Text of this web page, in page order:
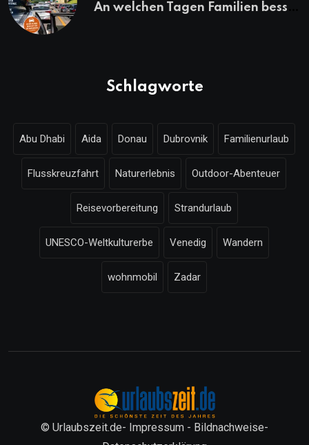
An welchen Tagen Familien besser
Schlagworte
Abu Dhabi Aida Donau Dubrovnik Familienurlaub
Flusskreuzfahrt Naturerlebnis Outdoor-Abenteuer
Reisevorbereitung Strandurlaub
UNESCO-Weltkulturerbe Venedig Wandern
wohnmobil Zadar
© Urlaubszeit.de- Impressum - Bildnachweise-